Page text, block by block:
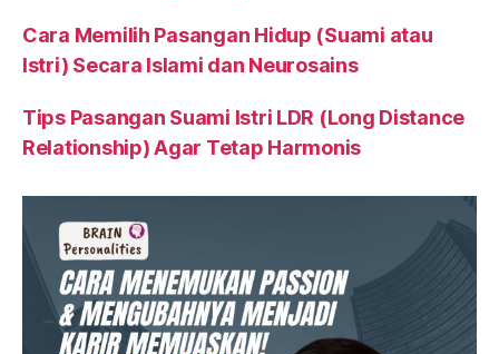
Cara Memilih Pasangan Hidup (Suami atau
Istri) Secara Islami dan Neurosains
Tips Pasangan Suami Istri LDR (Long Distance
Relationship) Agar Tetap Harmonis